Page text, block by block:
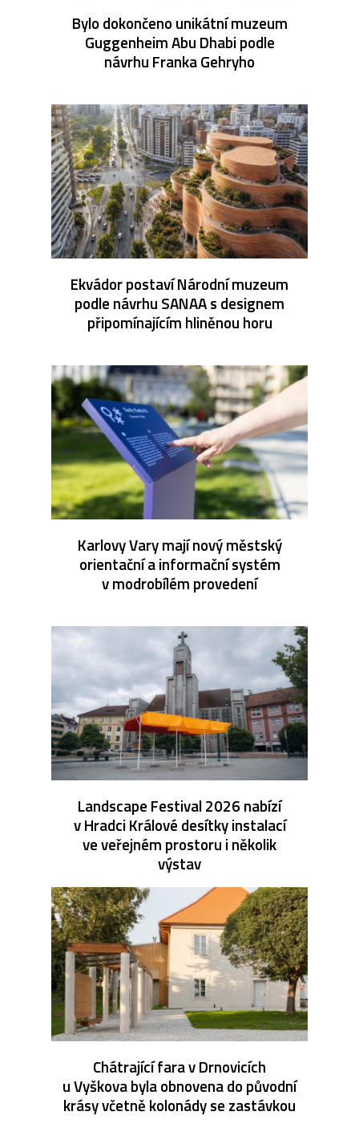
Bylo dokončeno unikátní muzeum
Guggenheim Abu Dhabi podle
návrhu Franka Gehryho
Ekvádor postaví Národní muzeum
podle návrhu SANAA s designem
připomínajícím hliněnou horu
Karlovy Vary mají nový městský
orientační a informační systém
v modrobílém provedení
Landscape Festival 2026 nabízí
v Hradci Králové desítky instalací
ve veřejném prostoru i několik
výstav
Chátrající fara v Drnovicích
u Vyškova byla obnovena do původní
krásy včetně kolonády se zastávkou